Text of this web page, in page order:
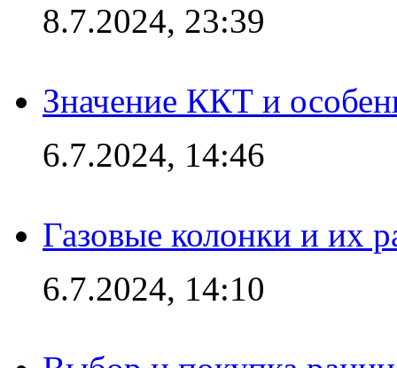
8.7.2024, 23:39
Значение ККТ и
6.7.2024, 14:46
Газовые колонки и их
6.7.2024, 14:10